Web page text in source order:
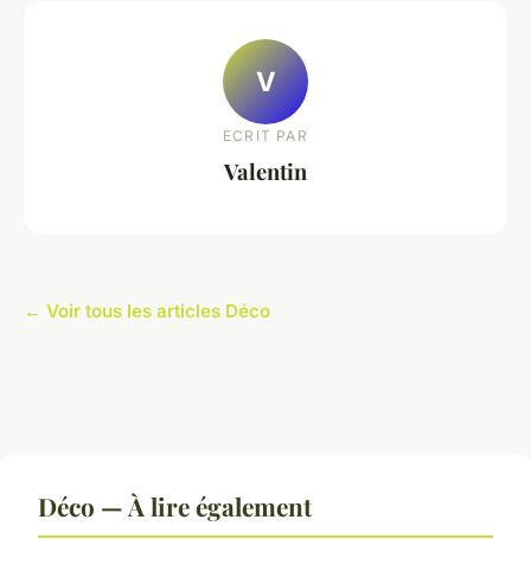
V
ECRIT PAR
Valentin
← Voir tous les articles Déco
Déco — À lire également